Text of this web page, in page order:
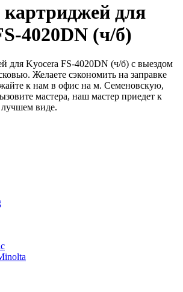
картриджей для
4020DN (ч/б)
для Kyocera FS-4020DN (ч/б) с выездом
Желаете сэкономить на заправке
к нам в офис на м. Семеновскую,
мастера, наш мастер приедет к
лучшем виде.